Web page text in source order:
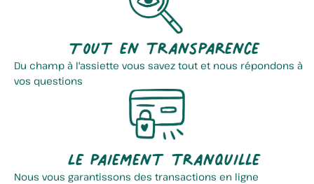
Tout en transparence
Du champ à l'assiette vous savez tout et nous répondons à
vos questions
Le paiement tranquille
Nous vous garantissons des transactions en ligne